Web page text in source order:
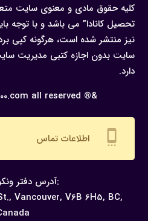
کلیه حقوق مادی و معنوی سایت
تحصیل کانادا” می باشد و با توجه
نیز منتشر شده است، هرگونه كپی
سایت بدون اجازه كتبی مدیریت
دارد.
all reserved ®&
settings_cell اطلاعات تماس
:آدرس دفتر ونکوور کانادا:
Vancouver, V6B 6H5, BC,